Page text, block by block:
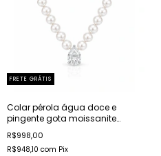
FRETE GRÁTIS
Colar pérola água doce e
pingente gota moissanite
7x10mm / 2.62ct prata
rodinada
R$998,00
R$948,10 com Pix